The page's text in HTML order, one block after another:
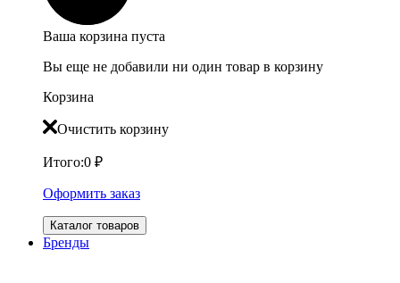
Ваша корзина пуста
Вы еще не добавили ни один товар в корзину
Корзина
Очистить корзину
Итого:0 ₽
Оформить заказ
Каталог товаров
Бренды